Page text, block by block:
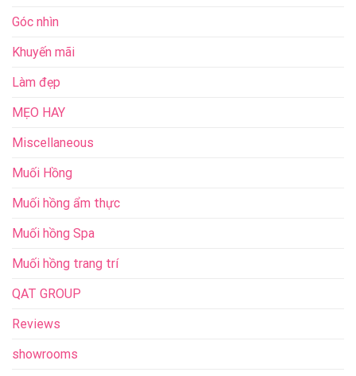
Góc nhìn
Khuyến mãi
Làm đẹp
MẸO HAY
Miscellaneous
Muối Hồng
Muối hồng ẩm thực
Muối hồng Spa
Muối hồng trang trí
QAT GROUP
Reviews
showrooms